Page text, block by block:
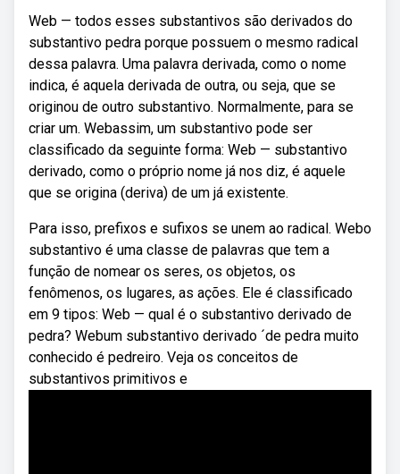
Web — todos esses substantivos são derivados do
substantivo pedra porque possuem o mesmo radical
dessa palavra. Uma palavra derivada, como o nome
indica, é aquela derivada de outra, ou seja, que se
originou de outro substantivo. Normalmente, para se
criar um. Webassim, um substantivo pode ser
classificado da seguinte forma: Web — substantivo
derivado, como o próprio nome já nos diz, é aquele
que se origina (deriva) de um já existente.
Para isso, prefixos e sufixos se unem ao radical. Webo
substantivo é uma classe de palavras que tem a
função de nomear os seres, os objetos, os
fenômenos, os lugares, as ações. Ele é classificado
em 9 tipos: Web — qual é o substantivo derivado de
pedra? Webum substantivo derivado ´de pedra muito
conhecido é pedreiro. Veja os conceitos de
substantivos primitivos e